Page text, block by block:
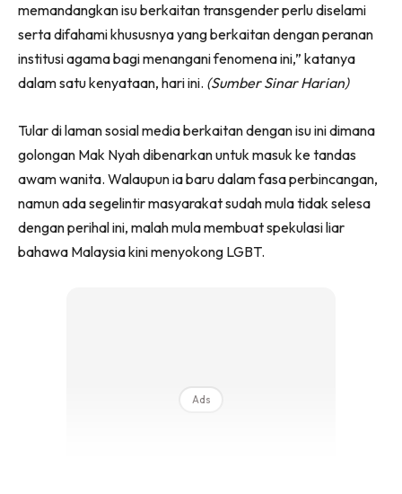
memandangkan isu berkaitan transgender perlu diselami
serta difahami khususnya yang berkaitan dengan peranan
institusi agama bagi menangani fenomena ini,” katanya
dalam satu kenyataan, hari ini. (Sumber Sinar Harian)
Tular di laman sosial media berkaitan dengan isu ini dimana
golongan Mak Nyah dibenarkan untuk masuk ke tandas
awam wanita. Walaupun ia baru dalam fasa perbincangan,
namun ada segelintir masyarakat sudah mula tidak selesa
dengan perihal ini, malah mula membuat spekulasi liar
bahawa Malaysia kini menyokong LGBT.
Ads